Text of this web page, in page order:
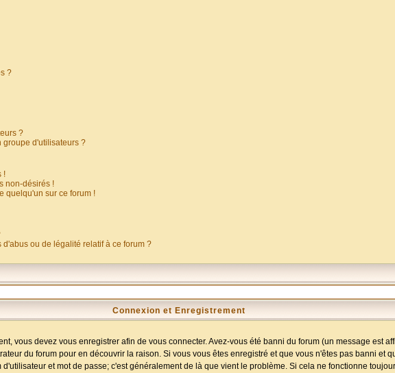
?
?
groupe d'utilisateurs ?
!
non-désirés !
quelqu'un sur ce forum !
ou de légalité relatif à ce forum ?
Connexion et Enregistrement
vous devez vous enregistrer afin de vous connecter. Avez-vous été banni du forum (un message est
du forum pour en découvrir la raison. Si vous vous êtes enregistré et que vous n'êtes pas banni et
et mot de passe; c'est généralement de là que vient le problème. Si cela ne fonctionne